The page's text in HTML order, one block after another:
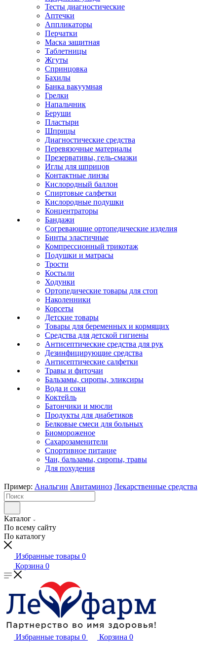
Тесты диагностические
Аптечки
Аппликаторы
Перчатки
Маска защитная
Таблетницы
Жгуты
Спринцовка
Бахилы
Банка вакуумная
Грелки
Напальчник
Беруши
Пластыри
Шприцы
Диагностические средства
Перевязочные материалы
Презервативы, гель-смазки
Иглы для шприцов
Контактные линзы
Кислородный баллон
Спиртовые салфетки
Кислородные подушки
Концентраторы
Бандажи
Согревающие ортопедические изделия
Бинты эластичные
Компрессионный трикотаж
Подушки и матрасы
Трости
Костыли
Ходунки
Ортопедические товары для стоп
Наколенники
Корсеты
Детские товары
Товары для беременных и кормящих
Средства для детской гигиены
Антисептические средства для рук
Дезинфицирующие средства
Антисептические салфетки
Травы и фиточаи
Бальзамы, сиропы, эликсиры
Вода и соки
Коктейль
Батончики и мюсли
Продукты для диабетиков
Белковые смеси для больных
Биомороженое
Сахарозаменители
Спортивное питание
Чаи, бальзамы, сиропы, травы
Для похудения
Пример: Анальгин Авитаминоз Лекарственные средства
Каталог
По всему сайту
По каталогу
Избранные товары 0
Корзина 0
Избранные товары 0 Корзина 0